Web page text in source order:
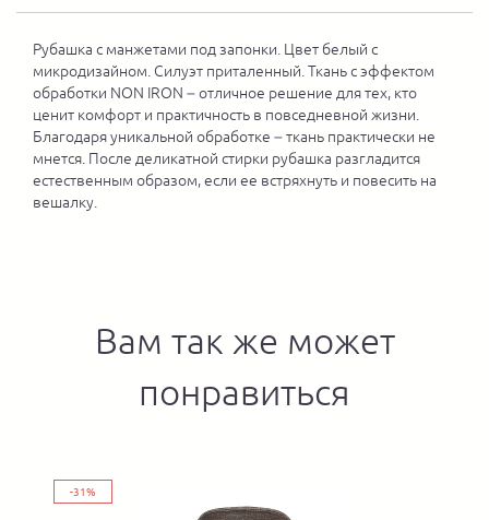
Рубашка с манжетами под запонки. Цвет белый с
микродизайном. Силуэт приталенный. Ткань с эффектом
обработки NON IRON – отличное решение для тех, кто
ценит комфорт и практичность в повседневной жизни.
Благодаря уникальной обработке – ткань практически не
мнется. После деликатной стирки рубашка разгладится
естественным образом, если ее встряхнуть и повесить на
вешалку.
Вам так же может
понравиться
-31%